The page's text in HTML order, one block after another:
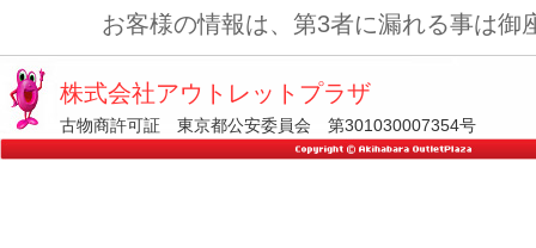
お客様の情報は、第3者に漏れる事は御
株式会社アウトレットプラザ
古物商許可証 東京都公安委員会 第301030007354号